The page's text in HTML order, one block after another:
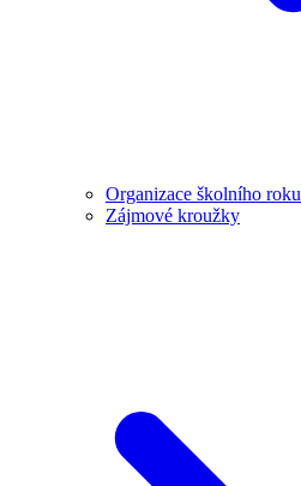
Organizace školního roku
Zájmové kroužky